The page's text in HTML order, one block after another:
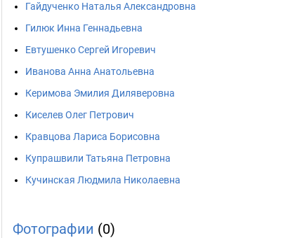
Гайдученко Наталья Александровна
Гилюк Инна Геннадьевна
Евтушенко Сергей Игоревич
Иванова Анна Анатольевна
Керимова Эмилия Диляверовна
Киселев Олег Петрович
Кравцова Лариса Борисовна
Купрашвили Татьяна Петровна
Кучинская Людмила Николаевна
Фотографии (0)